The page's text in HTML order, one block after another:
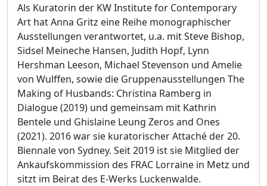
Als Kuratorin der KW Institute for Contemporary
Art hat Anna Gritz eine Reihe monographischer
Ausstellungen verantwortet, u.a. mit Steve Bishop,
Sidsel Meineche Hansen, Judith Hopf, Lynn
Hershman Leeson, Michael Stevenson und Amelie
von Wulffen, sowie die Gruppenausstellungen The
Making of Husbands: Christina Ramberg in
Dialogue (2019) und gemeinsam mit Kathrin
Bentele und Ghislaine Leung Zeros and Ones
(2021). 2016 war sie kuratorischer Attaché der 20.
Biennale von Sydney. Seit 2019 ist sie Mitglied der
Ankaufskommission des FRAC Lorraine in Metz und
sitzt im Beirat des E-Werks Luckenwalde.